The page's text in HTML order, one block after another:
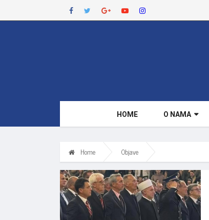
HOME O NAMA
Home Objave